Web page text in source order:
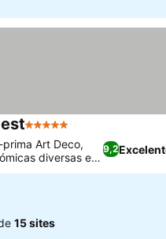
5 Estrelas
9,2
Art Deco,
diversas e
15 sites